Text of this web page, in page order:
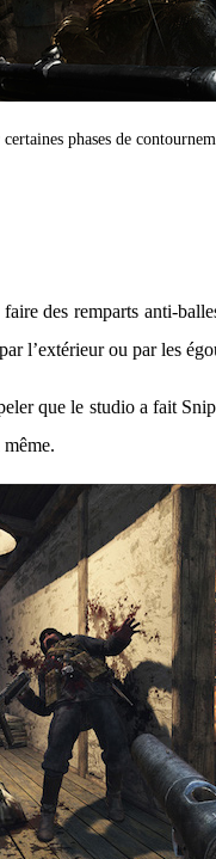
phases de
des remparts anti-
l’extérieur ou par les
que le studio a fait